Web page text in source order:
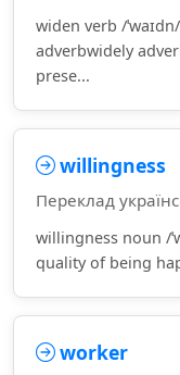
widen verb /
adverbwidely
prese...
willingness
Переклад
willingness noun /
quality of being
worker